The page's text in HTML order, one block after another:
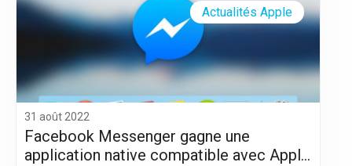
31 août 2022
Facebook Messenger gagne une
application native compatible avec Apple
Actualités Apple